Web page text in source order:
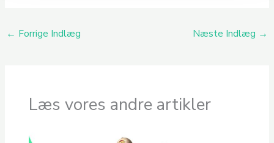
← Forrige Indlæg Næste Indlæg →
Læs vores andre artikler